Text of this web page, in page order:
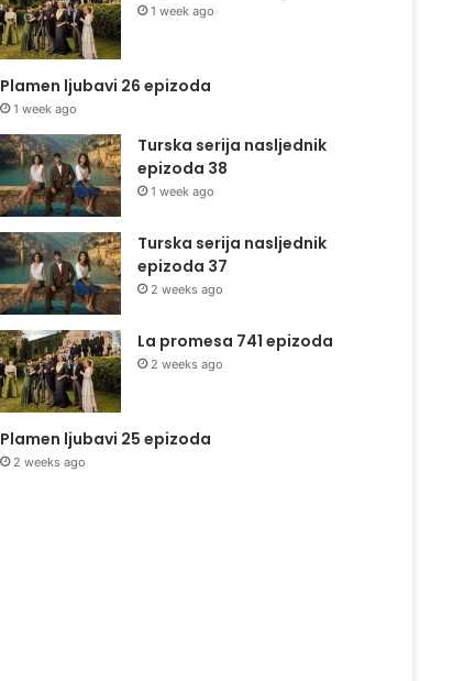
1 week ago
Plamen ljubavi 26 epizoda
1 week ago
Turska serija nasljednik
epizoda 38
1 week ago
Turska serija nasljednik
epizoda 37
2 weeks ago
La promesa 741 epizoda
2 weeks ago
Plamen ljubavi 25 epizoda
2 weeks ago